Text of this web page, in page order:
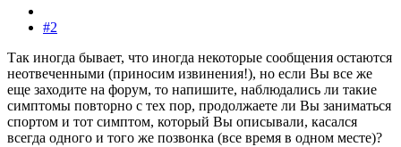
#2
Так иногда бывает, что иногда некоторые сообщения остаются
неотвеченными (приносим извинения!), но если Вы все же
еще заходите на форум, то напишите, наблюдались ли такие
симптомы повторно с тех пор, продолжаете ли Вы заниматься
спортом и тот симптом, который Вы описывали, касался
всегда одного и того же позвонка (все время в одном месте)?